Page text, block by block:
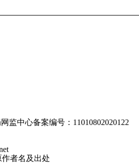
监中心备案编号：11010802020122
者名及出处